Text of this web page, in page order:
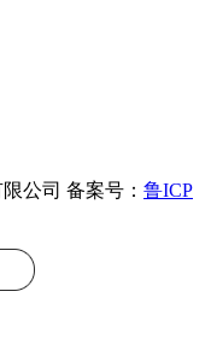
公司 备案号： 鲁ICP